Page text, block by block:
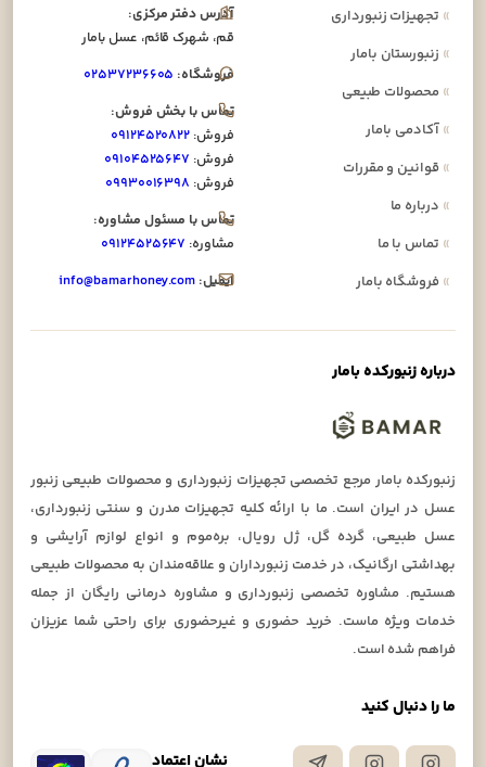
ما را دنبال کنید
نشان اعتماد
»تجهیزات زنبورداری
»زنبورستان بامار
»محصولات طبیعی
»آکادمی بامار
»قوانین و مقررات
»درباره ما
»تماس با ما
»فروشگاه بامار
آدرس دفتر مرکزی:
قم، شهرک قائم، عسل بامار
فروشگاه: ۰۲۵۳۷۲۳۶۶۰۵
تماس با بخش فروش:
فروش: ۰۹۱۲۴۵۲۰۸۲۲
فروش: ۰۹۱۰۴۵۲۵۶۴۷
فروش: ۰۹۹۳۰۰۱۶۳۹۸
تماس با مسئول مشاوره:
مشاوره: ۰۹۱۲۴۵۲۵۶۴۷
ایمیل: info@bamarhoney.com
درباره زنبورکده بامار
زنبورکده بامار مرجع تخصصی تجهیزات زنبورداری و محصولات طبیعی زنبور
عسل در ایران است. ما با ارائه کلیه تجهیزات مدرن و سنتی زنبورداری،
عسل طبیعی، گرده گل، ژل رویال، بره‌موم و انواع لوازم آرایشی و
بهداشتی ارگانیک، در خدمت زنبورداران و علاقه‌مندان به محصولات طبیعی
هستیم. مشاوره تخصصی زنبورداری و مشاوره درمانی رایگان از جمله
خدمات ویژه ماست. خرید حضوری و غیرحضوری برای راحتی شما عزیزان
فراهم شده است.